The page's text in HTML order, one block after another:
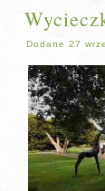
Dodane 27